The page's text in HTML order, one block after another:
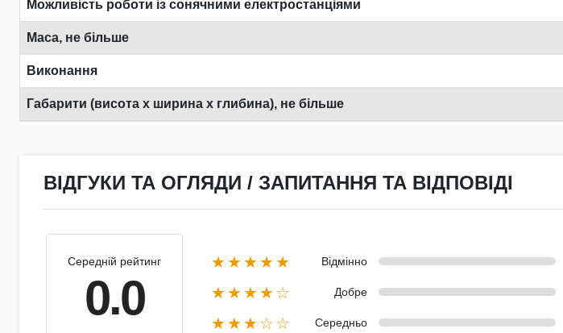
Можливість роботи із сонячними електростанціями
Маса, не більше
Виконання
Габарити (висота х ширина х глибина), не більше
ВІДГУКИ ТА ОГЛЯДИ / ЗАПИТАННЯ ТА ВІДПОВІДІ
Середній рейтинг
0.0
★★★★★ Відмінно
★★★★☆ Добре
★★★☆☆ Середньо